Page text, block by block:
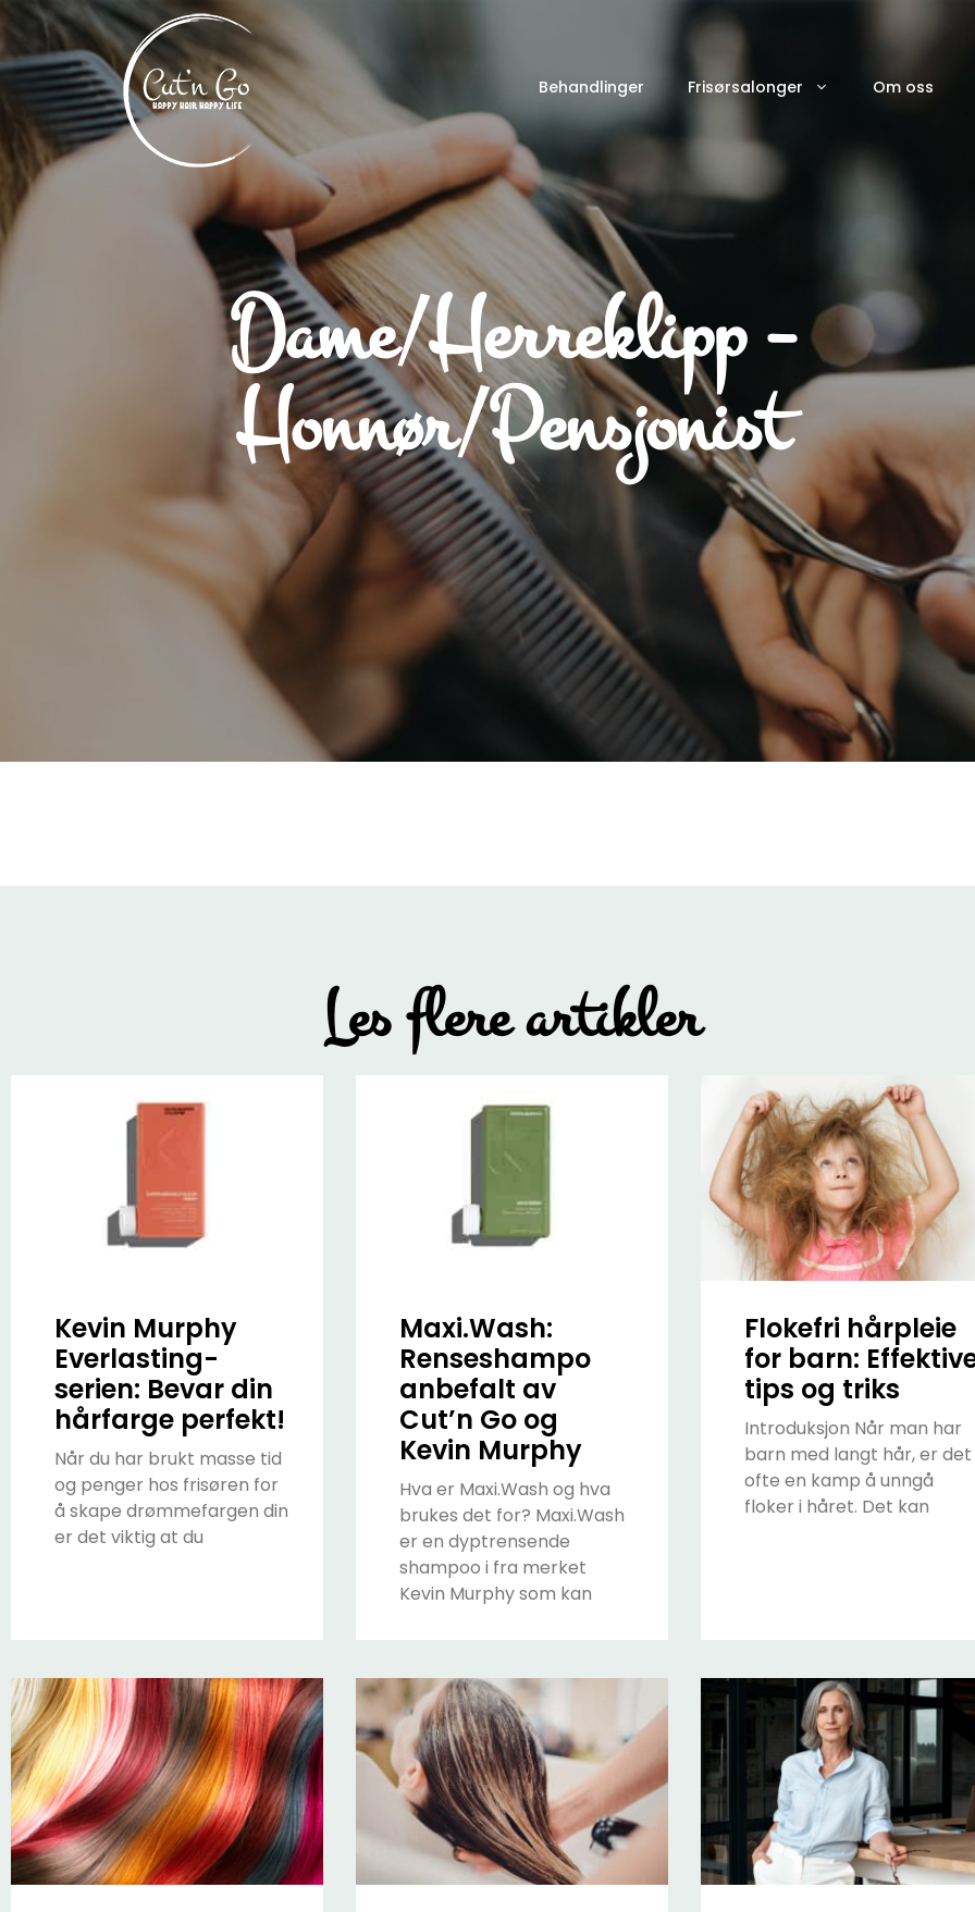
Behandlinger Frisørsalonger Om oss
Dame/Herreklipp –
Honnør/Pensjonist
Les flere artikler
Kevin Murphy
Everlasting-
serien: Bevar din
hårfarge perfekt!
Når du har brukt masse tid
og penger hos frisøren for
å skape drømmefargen din
er det viktig at du
Maxi.Wash:
Renseshampo
anbefalt av
Cut’n Go og
Kevin Murphy
Hva er Maxi.Wash og hva
brukes det for? Maxi.Wash
er en dyptrensende
shampoo i fra merket
Kevin Murphy som kan
Flokefri hårpleie
for barn:
tips og triks
Introduksjon Når man har
barn med langt hår, er det
ofte en kamp å unngå
floker i håret. Det kan